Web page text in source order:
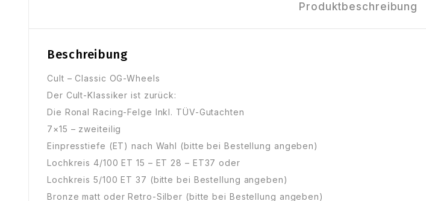
Produktbeschreibung
Beschreibung
Cult – Classic OG-Wheels
Der Cult-Klassiker ist zurück:
Die Ronal Racing-Felge Inkl. TÜV-Gutachten
7×15 – zweiteilig
Einpresstiefe (ET) nach Wahl (bitte bei Bestellung angeben)
Lochkreis 4/100 ET 15 – ET 28 – ET37 oder
Lochkreis 5/100 ET 37 (bitte bei Bestellung angeben)
Bronze matt oder Retro-Silber (bitte bei Bestellung angeben)